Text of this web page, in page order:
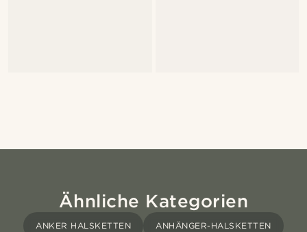
Ähnliche Kategorien
ANKER HALSKETTEN ANHÄNGER-HALSKETTEN